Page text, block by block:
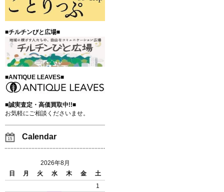
■チルチンびと広場■
■ANTIQUE LEAVES■
■誠実査定・高価買取中!!■
お気軽にご相談くださいませ。
Calendar
2026年8月
日
月 火 水 木 金
土
1